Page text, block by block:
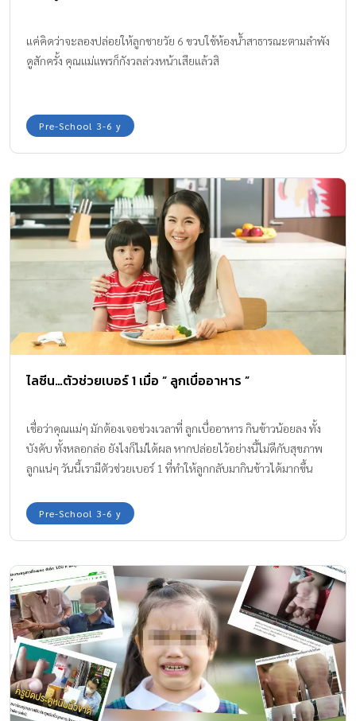
แค่คิดว่าจะลองปล่อยให้ลูกชายวัย 6 ขวบใช้ห้องน้ำสาธารณะตามลำพัง
ดูสักครั้ง คุณแม่แพรก็กังวลล่วงหน้าเสียแล้วสิ
Pre-School 3-6 y
ไลซีน…ตัวช่วยเบอร์ 1 เมื่อ “ ลูกเบื่ออาหาร ”
เชื่อว่าคุณแม่ๆ มักต้องเจอช่วงเวลาที่ ลูกเบื่ออาหาร กินข้าวน้อยลง ทั้ง
บังคับ ทั้งหลอกล่อ ยังไงก็ไม่ได้ผล หากปล่อยไว้อย่างนี้ไม่ดีกับสุขภาพ
ลูกแน่ๆ วันนี้เรามีตัวช่วยเบอร์ 1 ที่ทำให้ลูกกลับมากินข้าวได้มากขึ้น
Pre-School 3-6 y